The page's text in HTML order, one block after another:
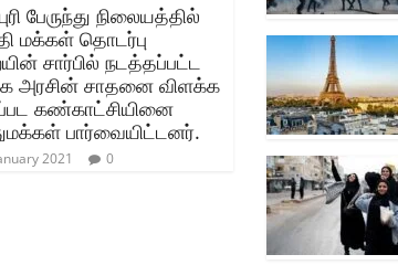
பேருந்து நிலையத்தில்‌
மக்கள்‌ தொடர்பு
சார்பில்‌ நடத்தப்பட்ட
அரசின்‌ சாதனை விளக்க
கண்காட்சியினை
பார்வையிட்டனர்‌.
2021 0